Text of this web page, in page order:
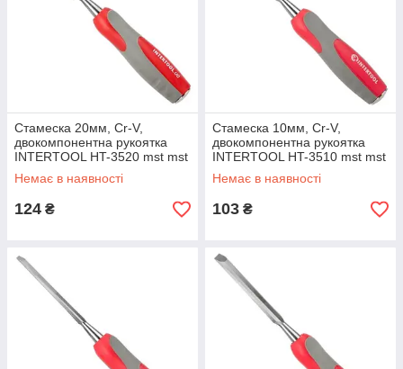
Стамеска 20мм, Cr-V,
двокомпонентна рукоятка
INTERTOOL HT-3520 mst mst
Немає в наявності
124 ₴
Стамеска 10мм, Cr-V,
двокомпонентна рукоятка
INTERTOOL HT-3510 mst mst
Немає в наявності
103 ₴